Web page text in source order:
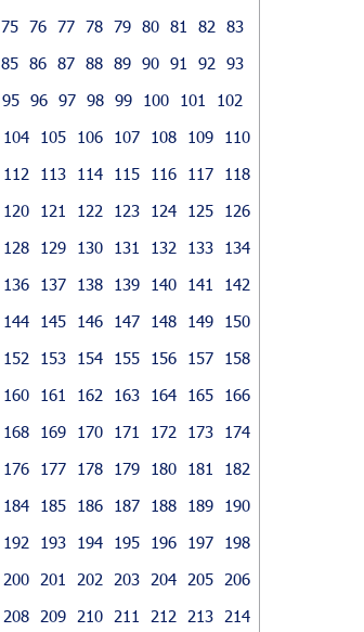
75 76 77 78 79 80 81 82
83
85 86 87 88 89 90 91 92
93
95 96 97 98 99 100 101
102
104 105 106 107 108 109
110
112 113 114 115 116 117
118
120 121 122 123 124 125
126
128 129 130 131 132 133
134
136 137 138 139 140 141
142
144 145 146 147 148 149
150
152 153 154 155 156 157
158
160 161 162 163 164 165
166
168 169 170 171 172 173
174
176 177 178 179 180 181
182
184 185 186 187 188 189
190
192 193 194 195 196 197
198
200 201 202 203 204 205
206
208 209 210 211 212 213 214